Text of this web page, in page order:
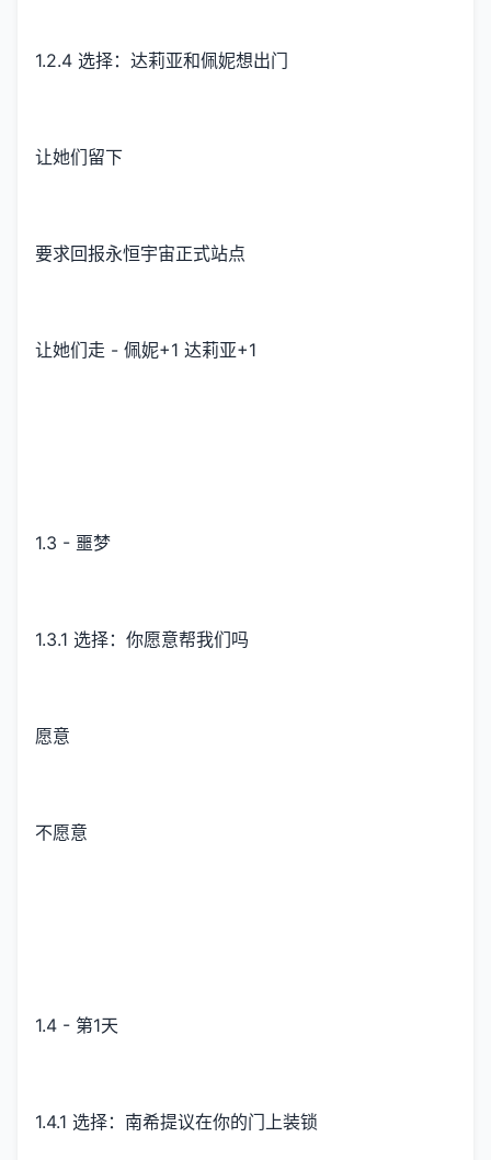
1.2.4 选择：达莉亚和佩妮想出门
让她们留下
要求回报永恒宇宙正式站点
让她们走 - 佩妮+1 达莉亚+1
1.3 - 噩梦
1.3.1 选择：你愿意帮我们吗
愿意
不愿意
1.4 - 第1天
1.4.1 选择：南希提议在你的门上装锁